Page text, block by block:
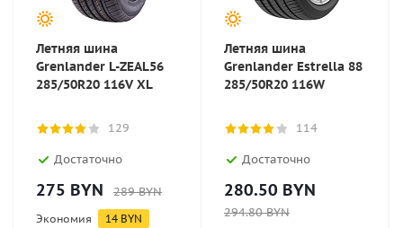
Летняя шина
Grenlander L-ZEAL56
285/50R20 116V XL
129
Достаточно
275 BYN 289BYN
Экономия 14 BYN
Летняя шина
Grenlander Estrella 88
285/50R20 116W
114
Достаточно
280.50 BYN
294.80BYN